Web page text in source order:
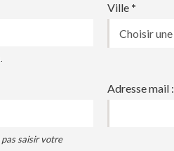
Ville *
pas saisir votre
Adresse mail :